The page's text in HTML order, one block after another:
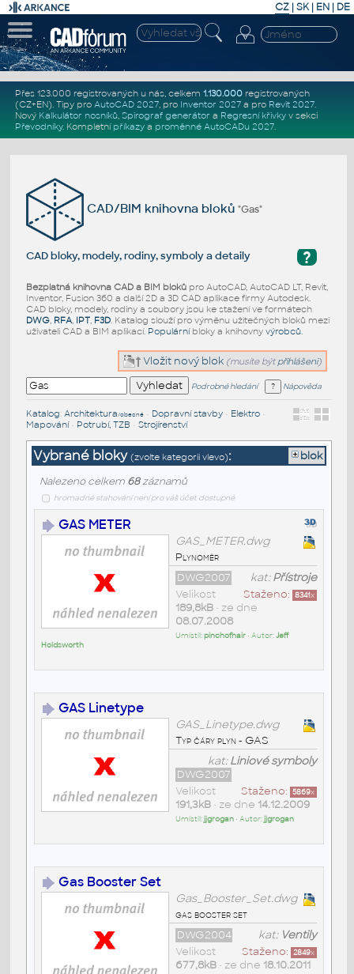
CZ | SK| EN | DE
Přes 123.000 registrovaných u nás, celkem 1.130.000registrovaných
(CZ+EN). Tipy pro AutoCAD 2027, pro Inventor 2027a pro Revit 2027.
Nový Kalkulátor nosníků, Spirograf generátor a Regresní křivkyv sekci
Převodníky. Kompletní příkazya proměnné AutoCADu 2027.
CAD/BIM knihovna bloků"Gas"
?
CAD bloky, modely, rodiny, symboly a detaily
Bezplatná knihovna CAD a BIM blokůpro AutoCAD, AutoCAD LT, Revit,
Inventor, Fusion 360 a další 2D a 3D CAD aplikace firmy Autodesk.
CAD bloky, modely, rodiny a soubory jsou ke stažení ve formátech
DWG, RFA, IPT, F3D. Katalog slouží pro výměnu užitečných bloků mezi
uživateli CAD a BIM aplikací. Populárníbloky a knihovny výrobců.
Vložit nový blok (musíte být přihlášeni)
Podrobné hledání Nápověda
Katalog: Architektura/obecné• Dopravní stavby• Elektro•
Mapování• Potrubí, TZB • Strojírenství
Vybrané bloky (zvolte kategorii vlevo): blok
Nalezeno celkem 68záznamů
hromadné stahování není pro váš účet dostupné
GAS METER
GAS_METER.dwg
Plynoměr
kat:Přístroje
DWG2007
Staženo: 8341x
Velikost
189,8kB• ze dne
08.07.2008
Umístil:pinchofhair• Autor:Jeff
Holdsworth
GAS Linetype
GAS_Linetype.dwg
Typ čáry plyn - GAS
kat:Liniové symboly
DWG2007
Staženo: 5869x
Velikost
191,3kB• ze dne 14.12.2009
Umístil:jjgrogan• Autor:jjgrogan
Gas Booster Set
Gas_Booster_Set.dwg
gas booster set
kat: Ventily
DWG2004
Staženo: 2849x
Velikost
677,8kB• ze dne 18.10.2011